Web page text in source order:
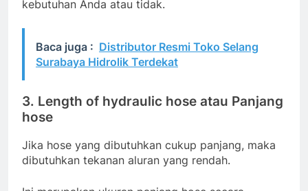
kebutuhan Anda atau tidak.
Baca juga : Distributor Resmi Toko Selang
Surabaya Hidrolik Terdekat
3. Length of hydraulic hose atau Panjang
hose
Jika hose yang dibutuhkan cukup panjang, maka
dibutuhkan tekanan aluran yang rendah.